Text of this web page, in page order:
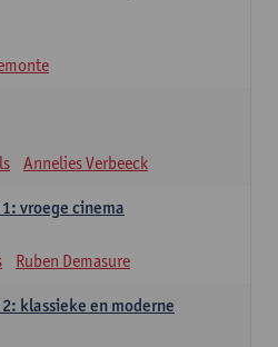
Annelies Verbeeck
vroege cinema
Ruben Demasure
klassieke en moderne